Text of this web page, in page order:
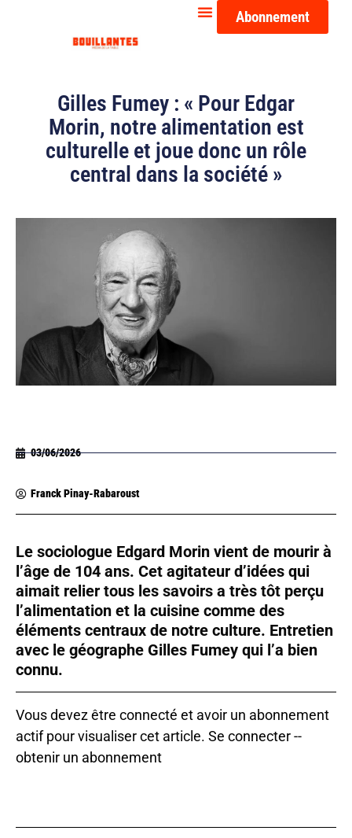
Abonnement
Gilles Fumey : « Pour Edgar
Morin, notre alimentation est
culturelle et joue donc un rôle
central dans la société »
03/06/2026
Franck Pinay-Rabaroust
Le sociologue Edgard Morin vient de mourir à
l’âge de 104 ans. Cet agitateur d’idées qui
aimait relier tous les savoirs a très tôt perçu
l’alimentation et la cuisine comme des
éléments centraux de notre culture. Entretien
avec le géographe Gilles Fumey qui l’a bien
connu.
Vous devez être connecté et avoir un abonnement
actif pour visualiser cet article. Se connecter--
obtenir un abonnement